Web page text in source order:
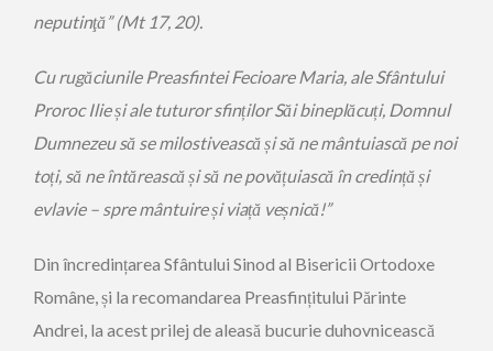
neputinţă” (Mt 17, 20).
Cu rugăciunile Preasfintei Fecioare Maria, ale Sfântului
Proroc Ilie și ale tuturor sfinților Săi bineplăcuți, Domnul
Dumnezeu să se milostivească și să ne mântuiască pe noi
toți, să ne întărească și să ne povățuiască în credință și
evlavie – spre mântuire și viață veșnică!”
Din încredințarea Sfântului Sinod al Bisericii Ortodoxe
Române, și la recomandarea Preasfințitului Părinte
Andrei, la acest prilej de aleasă bucurie duhovnicească